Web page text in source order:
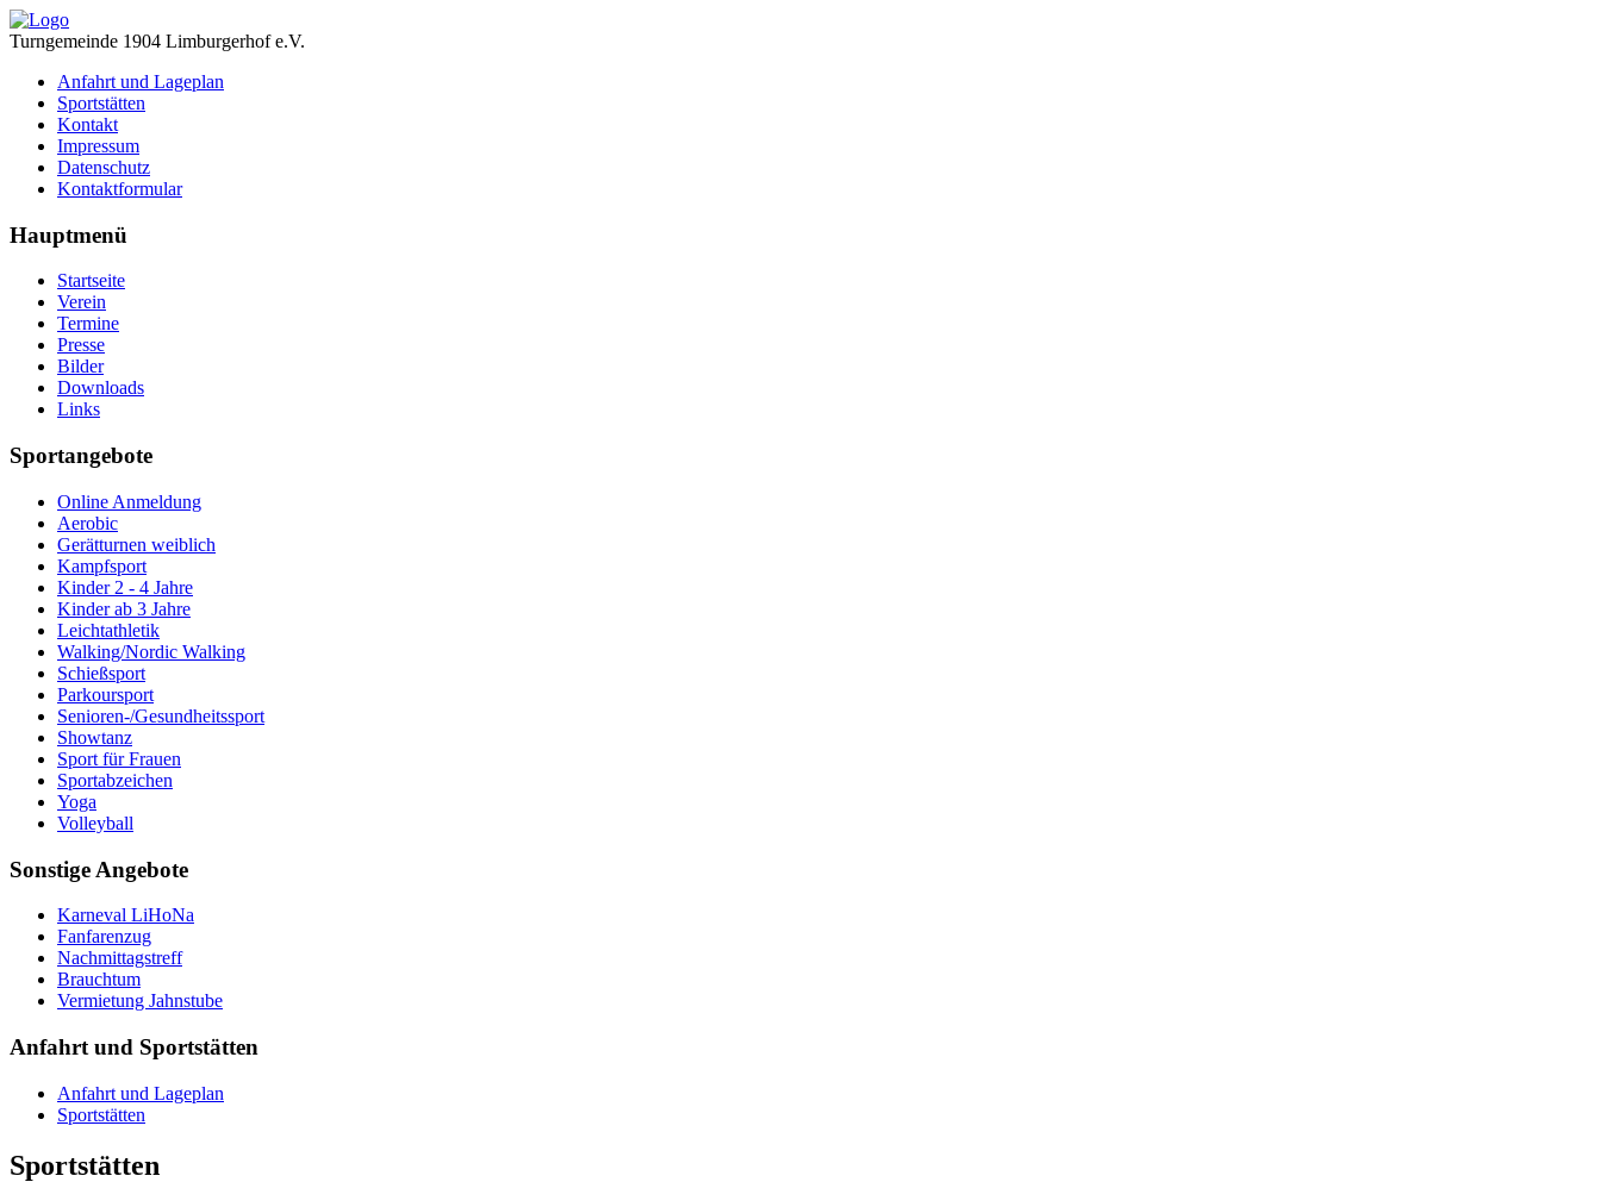
Turngemeinde 1904 Limburgerhof e.V.
Anfahrt und Lageplan
Sportstätten
Kontakt
Impressum
Datenschutz
Kontaktformular
Hauptmenü
Startseite
Verein
Termine
Presse
Bilder
Downloads
Links
Sportangebote
Online Anmeldung
Aerobic
Gerätturnen weiblich
Kampfsport
Kinder 2 - 4 Jahre
Kinder ab 3 Jahre
Leichtathletik
Walking/Nordic Walking
Schießsport
Parkoursport
Senioren-/Gesundheitssport
Showtanz
Sport für Frauen
Sportabzeichen
Yoga
Volleyball
Sonstige Angebote
Karneval LiHoNa
Fanfarenzug
Nachmittagstreff
Brauchtum
Vermietung Jahnstube
Anfahrt und Sportstätten
Anfahrt und Lageplan
Sportstätten
Sportstätten